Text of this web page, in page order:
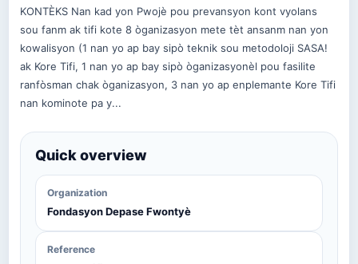
KONTÈKS Nan kad yon Pwojè pou prevansyon kont vyolans
sou fanm ak tifi kote 8 òganizasyon mete tèt ansanm nan yon
kowalisyon (1 nan yo ap bay sipò teknik sou metodoloji SASA!
ak Kore Tifi, 1 nan yo ap bay sipò òganizasyonèl pou fasilite
ranfòsman chak òganizasyon, 3 nan yo ap enplemante Kore Tifi
nan kominote pa y...
Quick overview
Organization
Fondasyon Depase Fwontyè
Reference